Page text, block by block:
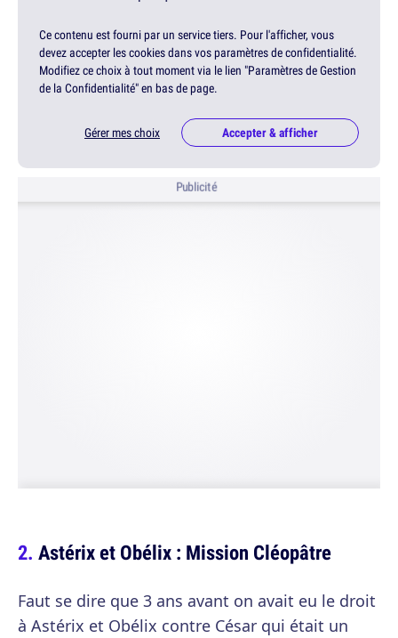
Ce contenu est fourni par un service tiers. Pour l'afficher, vous
devez accepter les cookies dans vos paramètres de confidentialité.
Modifiez ce choix à tout moment via le lien "Paramètres de Gestion
de la Confidentialité" en bas de page.
Gérer mes choix Accepter & afficher
Publicité
Astérix et Obélix : Mission Cléopâtre
Faut se dire que 3 ans avant on avait eu le droit
à Astérix et Obélix contre César qui était un